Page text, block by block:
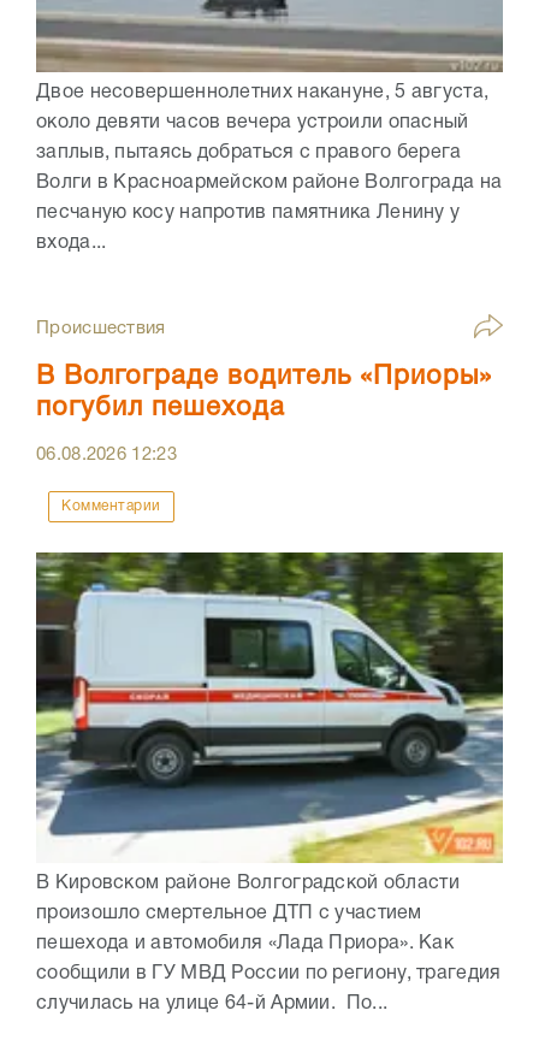
Двое несовершеннолетних накануне, 5 августа,
около девяти часов вечера устроили опасный
заплыв, пытаясь добраться с правого берега
Волги в Красноармейском районе Волгограда на
песчаную косу напротив памятника Ленину у
входа...
Происшествия
В Волгограде водитель «Приоры»
погубил пешехода
06.08.2026 12:23
Комментарии
В Кировском районе Волгоградской области
произошло смертельное ДТП с участием
пешехода и автомобиля «Лада Приора». Как
сообщили в ГУ МВД России по региону, трагедия
случилась на улице 64-й Армии. По...